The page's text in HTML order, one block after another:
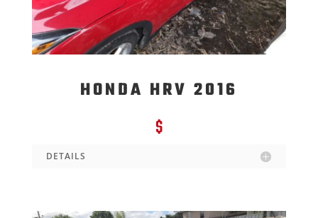
HONDA HRV 2016
$
DETAILS